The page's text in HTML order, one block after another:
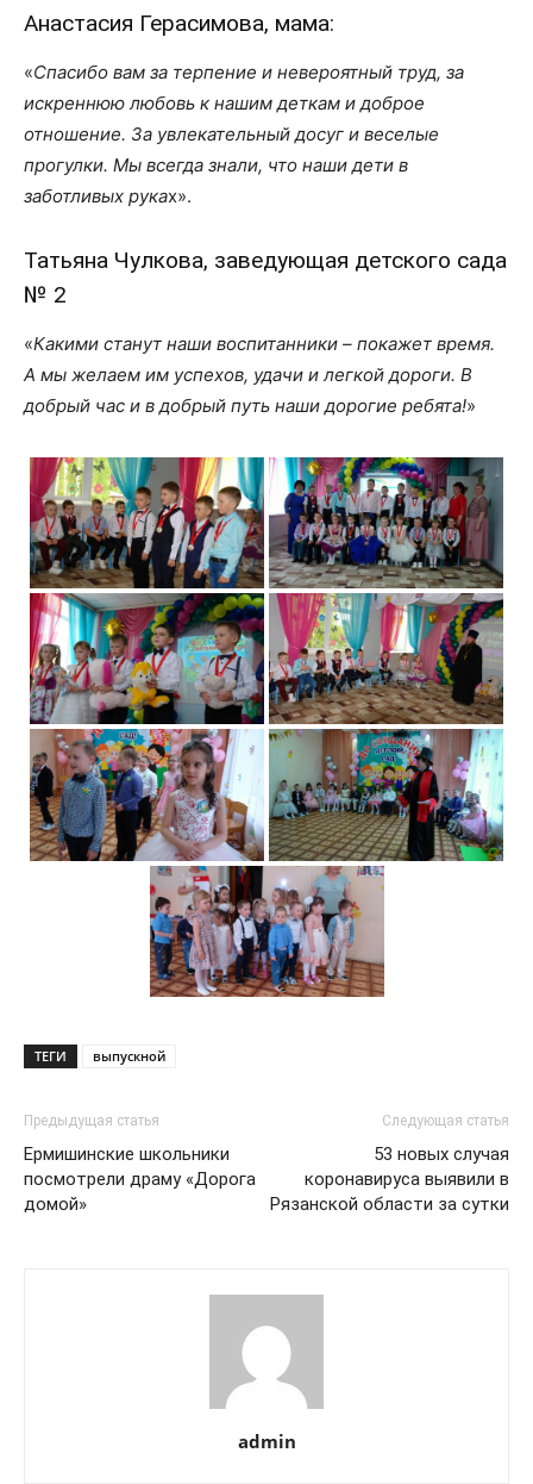
Анастасия Герасимова, мама:
«Спасибо вам за терпение и невероятный труд, за
искреннюю любовь к нашим деткам и доброе
отношение. За увлекательный досуг и веселые
прогулки. Мы всегда знали, что наши дети в
заботливых руках».
Татьяна Чулкова, заведующая детского сада
№ 2
«Какими станут наши воспитанники – покажет время.
А мы желаем им успехов, удачи и легкой дороги. В
добрый час и в добрый путь наши дорогие ребята!»
ТЕГИ выпускной
Предыдущая статья
Ермишинские школьники
посмотрели драму «Дорога
домой»
Следующая статья
53 новых случая
коронавируса выявили в
Рязанской области за сутки
admin